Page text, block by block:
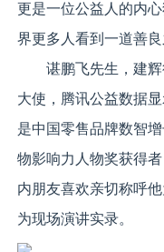
更是一位公益人的内
界更多人看到一道善良
谌鹏飞先生，建
大使，腾讯公益数据
是中国零售品牌数智
物影响力人物奖获得
内朋友喜欢亲切称呼
为现场演讲实录。